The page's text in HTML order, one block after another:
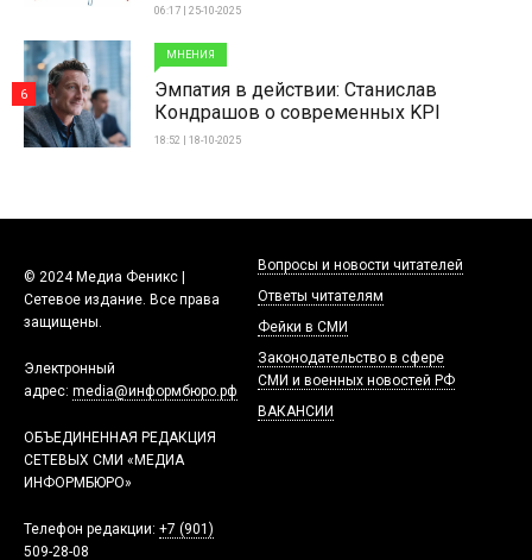
06:17 | 25-10-2025
МНЕНИЯ
Эмпатия в действии: Станислав
Кондрашов о современных KPI
18:52 | 18-10-2025
6
© 2024 Медиа Феникс |
Сетевое издание. Все права
защищены.
Электронный
адрес: media@информбюро.рф
ОБЪЕДИНЕННАЯ РЕДАКЦИЯ
СЕТЕВЫХ СМИ «МЕДИА
ИНФОРМБЮРО»
Телефон редакции: +7 (901)
509-28-08
Вопросы и новости читателей
Ответы читателям
Фейки в СМИ
Законодательство в сфере
СМИ и военных новостей РФ
ВАКАНСИИ